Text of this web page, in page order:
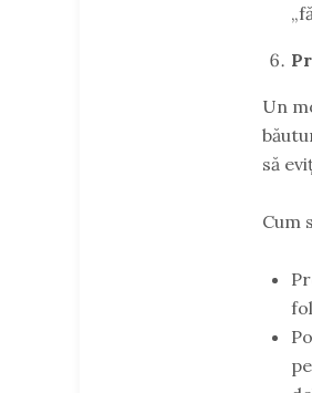
Un
să
Cum